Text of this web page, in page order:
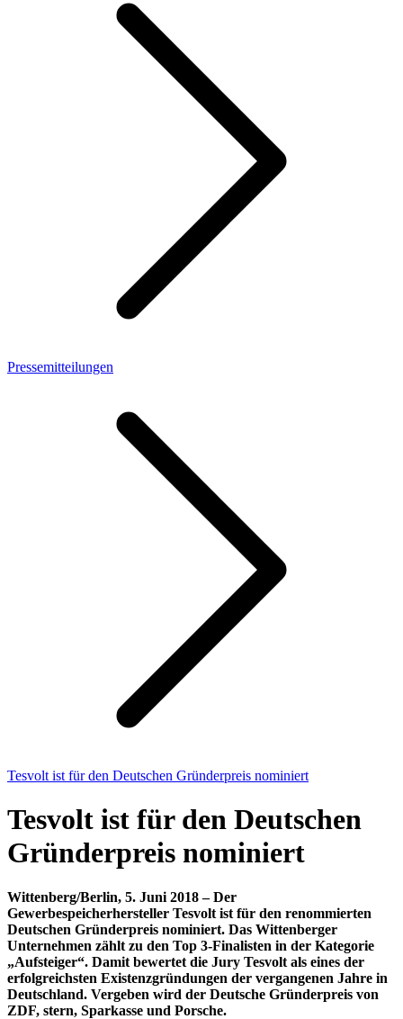
Pressemitteilungen
Tesvolt ist für den Deutschen Gründerpreis nominiert
Tesvolt ist für den Deutschen
Gründerpreis nominiert
Wittenberg/Berlin, 5. Juni 2018 – Der
Gewerbespeicherhersteller Tesvolt ist für den renommierten
Deutschen Gründerpreis nominiert. Das Wittenberger
Unternehmen zählt zu den Top 3-Finalisten in der Kategorie
„Aufsteiger“. Damit bewertet die Jury Tesvolt als eines der
erfolgreichsten Existenzgründungen der vergangenen Jahre in
Deutschland. Vergeben wird der Deutsche Gründerpreis von
ZDF, stern, Sparkasse und Porsche.